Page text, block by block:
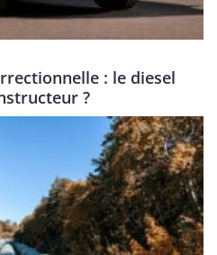
: le diesel
?